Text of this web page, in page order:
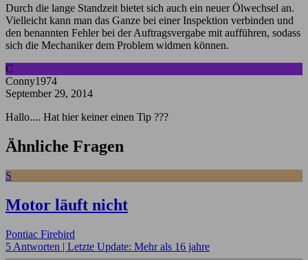
Durch die lange Standzeit bietet sich auch ein neuer Ölwechsel an.
Vielleicht kann man das Ganze bei einer Inspektion verbinden und
den benannten Fehler bei der Auftragsvergabe mit aufführen, sodass
sich die Mechaniker dem Problem widmen können.
C
Conny1974
September 29, 2014
Hallo.... Hat hier keiner einen Tip ???
Ähnliche Fragen
S
Motor läuft nicht
Pontiac Firebird
5 Antworten | Letzte Update: Mehr als 16 jahre